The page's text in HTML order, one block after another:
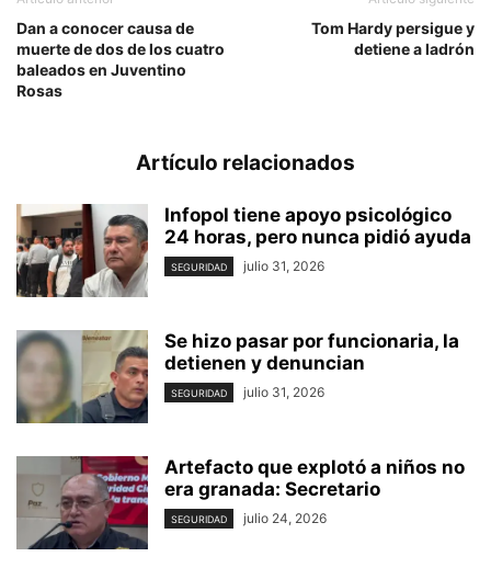
Dan a conocer causa de
muerte de dos de los cuatro
baleados en Juventino
Rosas
Tom Hardy persigue y
detiene a ladrón
Artículo relacionados
Infopol tiene apoyo psicológico
24 horas, pero nunca pidió ayuda
SEGURIDAD julio 31, 2026
Se hizo pasar por funcionaria, la
detienen y denuncian
SEGURIDAD julio 31, 2026
Artefacto que explotó a niños no
era granada: Secretario
SEGURIDAD julio 24, 2026